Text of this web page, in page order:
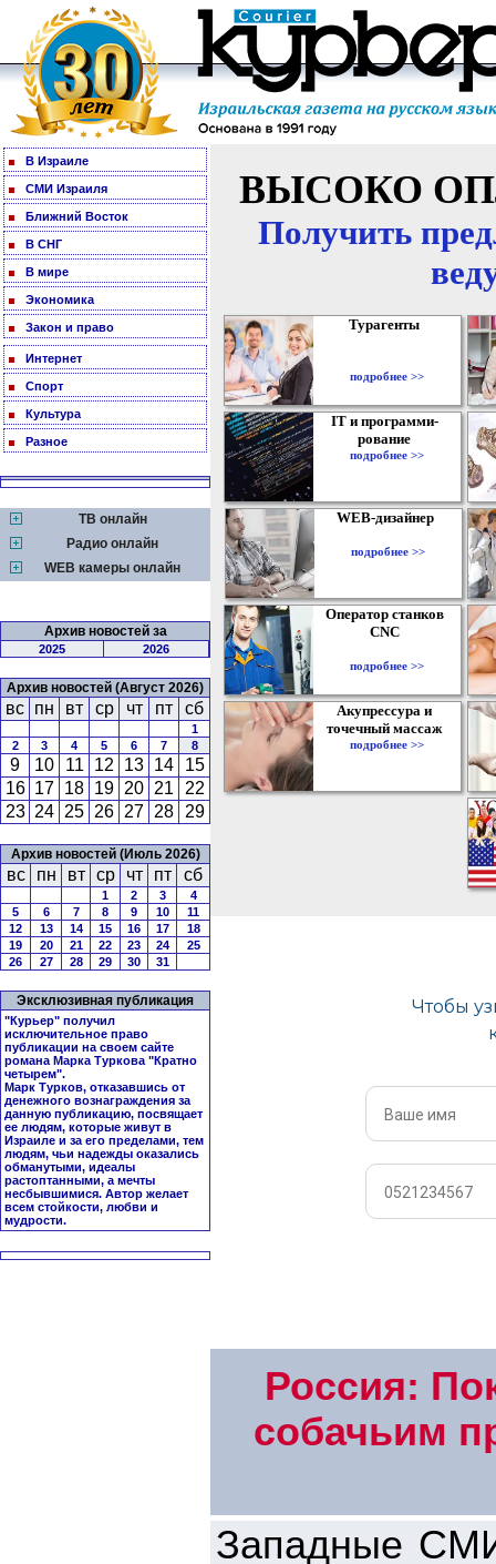
В Израиле
СМИ Израиля
Ближний Восток
В СНГ
В мире
Экономика
Закон и право
Интернет
Спорт
Культура
Разное
ТВ онлайн
Радио онлайн
WEB камеры онлайн
Архив новостей за
2025 2026
Архив новостей (Август 2026)
вс пн вт ср чт пт сб
1
2
3 4 5 6 7 8
9 10 11 12 13 14
15
16 17 18 19 20 21
22
23 24 25 26 27 28 29
Архив новостей (Июль 2026)
вс пн вт ср чт пт сб
1 2 3
4
5
6 7 8 9 10
11
12
13 14 15 16 17
18
19
20 21 22 23 24
25
26
27 28 29 30 31
Эксклюзивная публикация
"Курьер" получил
исключительное право
публикации на своем сайте
романа Марка Туркова "Кратно
четырем".
Марк Турков, отказавшись от
денежного вознаграждения за
данную публикацию, посвящает
ее людям, которые живут в
Израиле и за его пределами, тем
людям, чьи надежды оказались
обманутыми, идеалы
растоптанными, а мечты
несбывшимися. Автор желает
всем стойкости, любви и
мудрости.
ВЫСОКО
Получить
Турагенты
подробнее >>
IT и программи-
рование
подробнее >>
WEB-дизайнер
подробнее >>
Оператор станков
CNC
подробнее >>
Акупрессура и
точечный массаж
подробнее >>
Россия:
собачьим
Западные